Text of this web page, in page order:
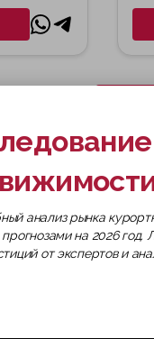
клубный дом
рассчитан на
в переулке
и Третьяковской
анализ рынка
на 2026 год.
от экспертов и